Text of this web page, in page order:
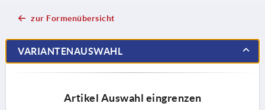
zur Formenübersicht
VARIANTENAUSWAHL
Artikel Auswahl eingrenzen